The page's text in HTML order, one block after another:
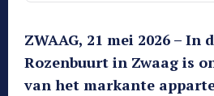
ZWAAG, 21 mei 2026 – In
Rozenbuurt in Zwaag is
van het markante